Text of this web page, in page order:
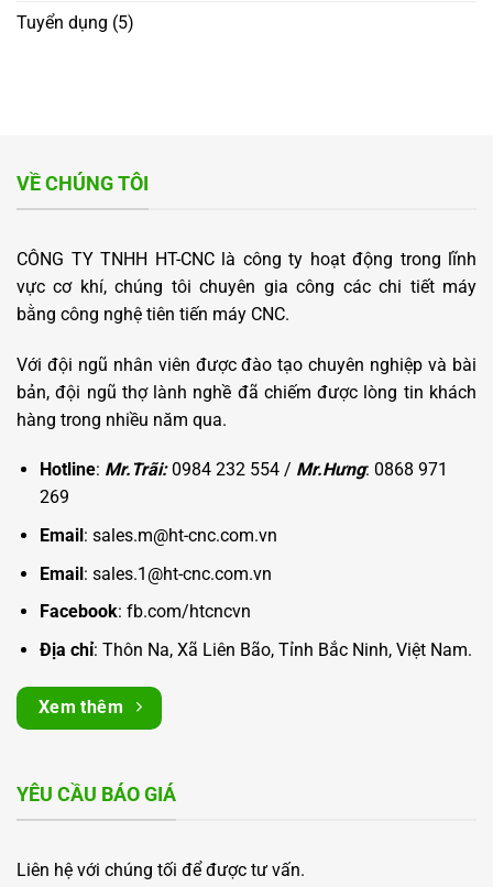
Tuyển dụng (5)
VỀ CHÚNG TÔI
CÔNG TY TNHH HT-CNC là công ty hoạt động trong lĩnh
vực cơ khí, chúng tôi chuyên gia công các chi tiết máy
bằng công nghệ tiên tiến máy CNC.
Với đội ngũ nhân viên được đào tạo chuyên nghiệp và bài
bản, đội ngũ thợ lành nghề đã chiếm được lòng tin khách
hàng trong nhiều năm qua.
Hotline: Mr.Trãi:0984 232 554 / Mr.Hưng: 0868 971
269
Email: sales.m@ht-cnc.com.vn
Email: sales.1@ht-cnc.com.vn
Facebook: fb.com/htcncvn
Địa chỉ: Thôn Na, Xã Liên Bão, Tỉnh Bắc Ninh, Việt Nam.
Xem thêm
YÊU CẦU BÁO GIÁ
Liên hệ với chúng tối để được tư vấn.